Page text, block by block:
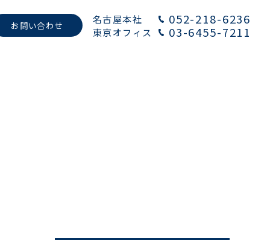
お問い合わせ 名古屋本社 052-218-6236
東京オフィス 03-6455-7211